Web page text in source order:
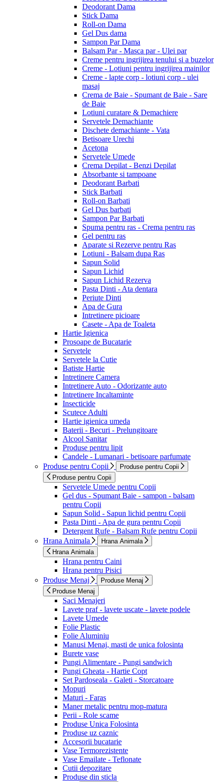
Deodorant Dama
Stick Dama
Roll-on Dama
Gel Dus dama
Sampon Par Dama
Balsam Par - Masca par - Ulei par
Creme pentru ingrijirea tenului si a buzelor
Creme - Lotiuni pentru ingrijirea mainilor
Creme - lapte corp - lotiuni corp - ulei
masaj
Crema de Baie - Spumant de Baie - Sare
de Baie
Lotiuni curatare & Demachiere
Servetele Demachiante
Dischete demachiante - Vata
Betisoare Urechi
Acetona
Servetele Umede
Crema Depilat - Benzi Depilat
Absorbante si tampoane
Deodorant Barbati
Stick Barbati
Roll-on Barbati
Gel Dus barbati
Sampon Par Barbati
Spuma pentru ras - Crema pentru ras
Gel pentru ras
Aparate si Rezerve pentru Ras
Lotiuni - Balsam dupa Ras
Sapun Solid
Sapun Lichid
Sapun Lichid Rezerva
Pasta Dinti - Ata dentara
Periute Dinti
Apa de Gura
Intretinere picioare
Casete - Apa de Toaleta
Hartie Igienica
Prosoape de Bucatarie
Servetele
Servetele la Cutie
Batiste Hartie
Intretinere Camera
Intretinere Auto - Odorizante auto
Intretinere Incaltaminte
Insecticide
Scutece Adulti
Hartie igienica umeda
Baterii - Becuri - Prelungitoare
Alcool Sanitar
Produse pentru lipit
Candele - Lumanari - betisoare parfumate
Produse pentru Copii
Produse pentru Copii
Produse pentru Copii
Servetele Umede pentru Copii
Gel dus - Spumant Baie - sampon - balsam
pentru Copii
Sapun Solid - Sapun lichid pentru Copii
Pasta Dinti - Apa de gura pentru Copii
Detergent Rufe - Balsam Rufe pentru Copii
Hrana Animala
Hrana Animala
Hrana Animala
Hrana pentru Caini
Hrana pentru Pisici
Produse Menaj
Produse Menaj
Produse Menaj
Saci Menajeri
Lavete praf - lavete uscate - lavete podele
Lavete Umede
Folie Plastic
Folie Aluminiu
Manusi Menaj, masti de unica folosinta
Burete vase
Pungi Alimentare - Pungi sandwich
Pungi Gheata - Hartie Copt
Set Pardoseala - Galeti - Storcatoare
Mopuri
Maturi - Faras
Maner metalic pentru mop-matura
Perii - Role scame
Produse Unica Folosinta
Produse uz caznic
Accesorii bucatarie
Vase Termorezistente
Vase Emailate - Teflonate
Cutii depozitare
Produse din sticla